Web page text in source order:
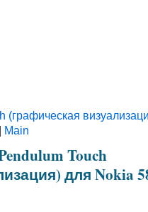
| Main
Touch
для Nokia